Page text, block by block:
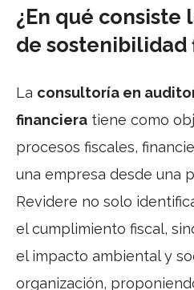
¿En qué consiste
de sostenibilidad
La consultoría en
financiera tiene como
procesos fiscales,
una empresa desde una
Revidere no solo
el cumplimiento fiscal,
el impacto ambiental y
organización,